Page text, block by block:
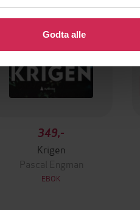
eller endre ditt samtykke.
Godta alle
349,-
Krigen
Pascal Engman
EBOK